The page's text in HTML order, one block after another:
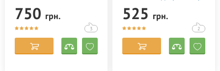
750 грн.
3
525 грн.
2